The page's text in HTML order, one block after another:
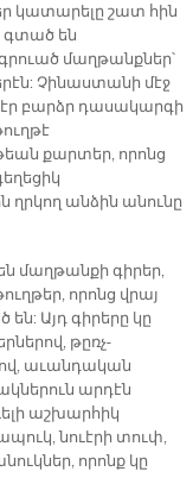
կատարելը շատ հին
գտած են
մաղթանքներ՝
Չինաստանի մէջ
բարձր դասակարգի
քարտեր, որոնց
ղրկող անձին անունը
մաղթանքի գիրեր,
որոնց վրայ
Այդ գիրերը կը
թըռչ-
աւանդական
արդէն
աշխարհիկ
նուէրի տուփ,
որոնք կը